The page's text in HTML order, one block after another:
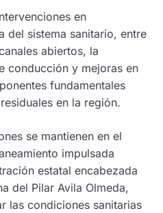
en
del sistema sanitario, entre
abiertos, la
conducción y mejoras en
fundamentales
en la región.
se mantienen en el
impulsada
estatal encabezada
del Pilar Avila Olmeda,
las condiciones sanitarias